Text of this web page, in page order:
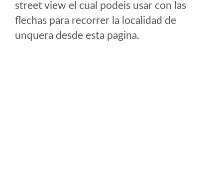
street view el cual podeis usar con las
flechas para recorrer la localidad de
unquera desde esta pagina.